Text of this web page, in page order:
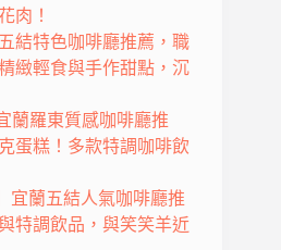
肉！
結特色咖啡廳推薦，職
緻輕食與手作甜點，沉
蘭羅東質感咖啡廳推
蛋糕！多款特調咖啡飲
宜蘭五結人氣咖啡廳推
特調飲品，與笑笑羊近